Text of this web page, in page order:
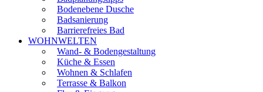
Bodenebene Dusche
Badsanierung
Barrierefreies Bad
WOHNWELTEN
Wand- & Bodengestaltung
Küche & Essen
Wohnen & Schlafen
Terrasse & Balkon